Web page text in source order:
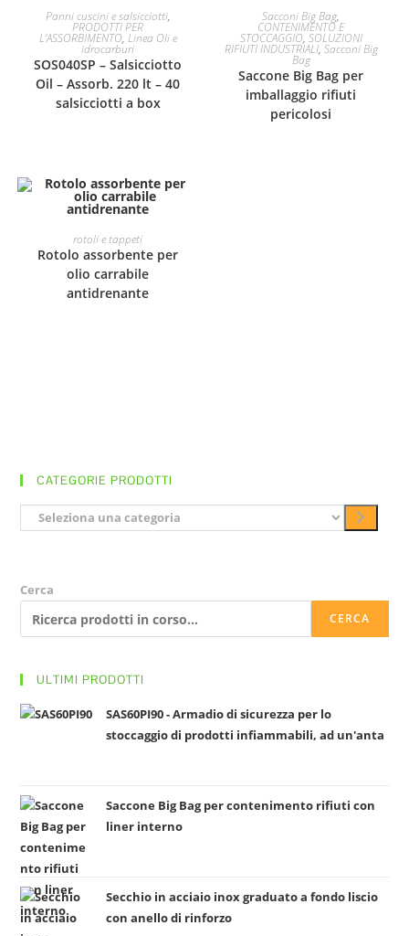
Panni cuscini e salsicciotti,
PRODOTTI PER
L'ASSORBIMENTO, Linea Oli e
idrocarburi
SOS040SP – Salsicciotto
Oil – Assorb. 220 lt – 40
salsicciotti a box
IN OFFERTA!
SCEGLI
prodotto
ha
più
varianti.
Le
opzioni
possono
essere
scelte
Sacconi Big Bag,
CONTENIMENTO E
STOCCAGGIO, SOLUZIONI
RIFIUTI INDUSTRIALI, Sacconi Big
Bag
Saccone Big Bag per
imballaggio rifiuti
pericolosi
rotoli e tappeti
Rotolo assorbente per
olio carrabile
antidrenante
CATEGORIE PRODOTTI
e
z
n
u
a
t
e
o
r
Cerca
CERCA
ULTIMI PRODOTTI
SAS60PI90 - Armadio di sicurezza per lo
stoccaggio di prodotti infiammabili, ad un'anta
Saccone Big Bag per contenimento rifiuti con
liner interno
Secchio in acciaio inox graduato a fondo liscio
con anello di rinforzo